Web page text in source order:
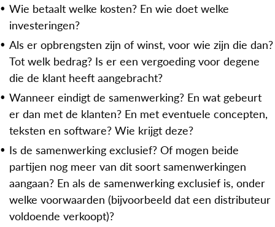
Wie betaalt welke kosten? En wie doet welke
investeringen?
Als er opbrengsten zijn of winst, voor wie zijn die dan?
Tot welk bedrag? Is er een vergoeding voor degene
die de klant heeft aangebracht?
Wanneer eindigt de samenwerking? En wat gebeurt
er dan met de klanten? En met eventuele concepten,
teksten en software? Wie krijgt deze?
Is de samenwerking exclusief? Of mogen beide
partijen nog meer van dit soort samenwerkingen
aangaan? En als de samenwerking exclusief is, onder
welke voorwaarden (bijvoorbeeld dat een distributeur
voldoende verkoopt)?